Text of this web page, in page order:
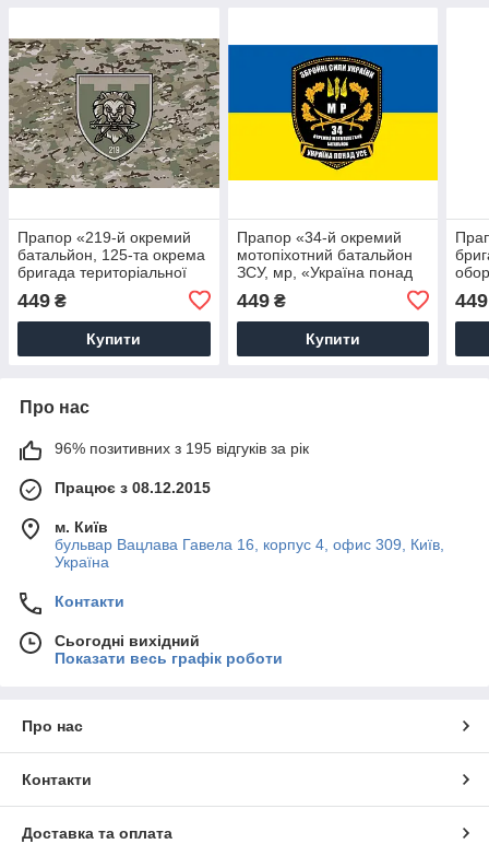
Прапор «219-й окремий
батальйон, 125-та окрема
бригада територіальної
449 ₴
Купити
Прапор «34-й окремий
мотопіхотний батальйон
ЗСУ, мр, «Україна понад
449₴
Купити
449
Про нас
96% позитивних з 195 відгуків за рік
Працює з 08.12.2015
м. Київ
бульвар Вацлава Гавела 16, корпус 4, офис 309, Київ,
Україна
Контакти
Сьогодні вихідний
Показати весь графік роботи
Про нас
Контакти
Доставка та оплата